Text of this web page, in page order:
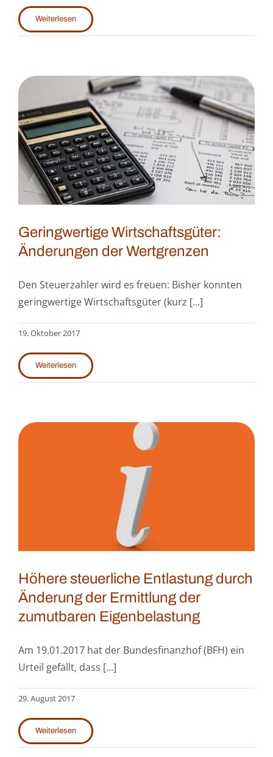
Weiterlesen
Geringwertige Wirtschaftsgüter:
Änderungen der Wertgrenzen
Den Steuerzahler wird es freuen: Bisher konnten
geringwertige Wirtschaftsgüter (kurz [...]
19. Oktober 2017
Weiterlesen
Höhere steuerliche Entlastung durch
Änderung der Ermittlung der
zumutbaren Eigenbelastung
Am 19.01.2017 hat der Bundesfinanzhof (BFH) ein
Urteil gefällt, dass [...]
29. August 2017
Weiterlesen